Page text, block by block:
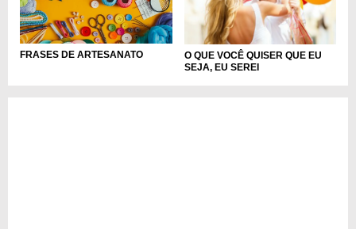
FRASES DE ARTESANATO
O QUE VOCÊ QUISER QUE EU
SEJA, EU SEREI